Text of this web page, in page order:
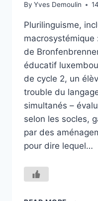
LA
By Yves Demoulin
Plurilinguisme,
macrosystémique
de
éducatif
de cycle 2, un
trouble du
simultanés –
selon les socles,
par des
pour dire lequel…